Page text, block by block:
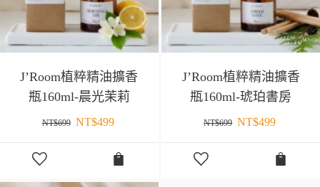
J’Room植粹精油擴香
瓶160ml-晨光茉莉
NT$699 NT$499
J’Room植粹精油擴香
瓶160ml-琥珀書房
NT$699 NT$499